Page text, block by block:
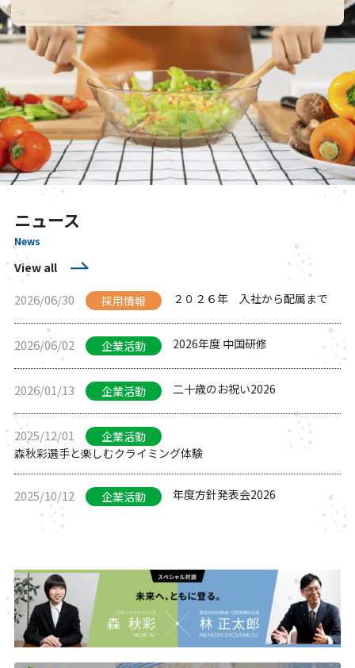
ニュース
News
View all
2026/06/30 採用情報 ２０２６年 入社から配属まで
2026/06/02 企業活動 2026年度 中国研修
2026/01/13 企業活動 二十歳のお祝い2026
2025/12/01
企業活動
森秋彩選手と楽しむクライミング体験
2025/10/12 企業活動 年度方針発表会2026